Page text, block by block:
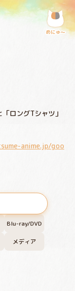
めにゅ〜
Blu-ray/DVD
メディア
ロングTシャツ」
anime.jp/goo